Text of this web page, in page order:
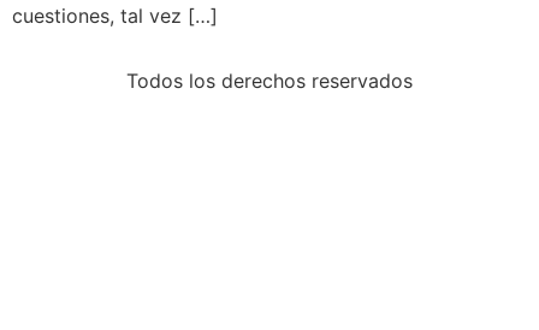
cuestiones, tal vez […]
Todos los derechos reservados